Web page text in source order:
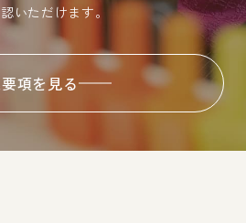
いただけます。
項を見る